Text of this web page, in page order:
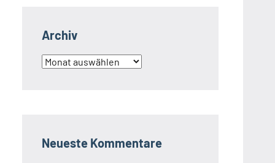
Archiv
Archiv
Neueste Kommentare